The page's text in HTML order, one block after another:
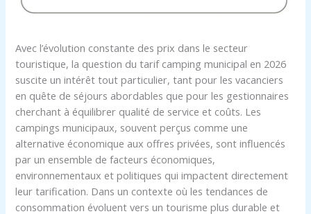
Avec l’évolution constante des prix dans le secteur
touristique, la question du tarif camping municipal en 2026
suscite un intérêt tout particulier, tant pour les vacanciers
en quête de séjours abordables que pour les gestionnaires
cherchant à équilibrer qualité de service et coûts. Les
campings municipaux, souvent perçus comme une
alternative économique aux offres privées, sont influencés
par un ensemble de facteurs économiques,
environnementaux et politiques qui impactent directement
leur tarification. Dans un contexte où les tendances de
consommation évoluent vers un tourisme plus durable et